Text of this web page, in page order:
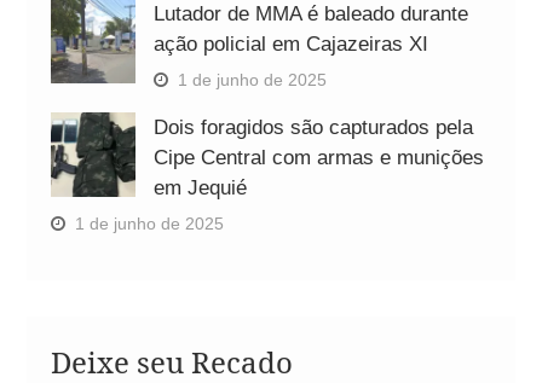
Lutador de MMA é baleado durante
ação policial em Cajazeiras XI
1 de junho de 2025
Dois foragidos são capturados pela
Cipe Central com armas e munições
em Jequié
1 de junho de 2025
Deixe seu Recado